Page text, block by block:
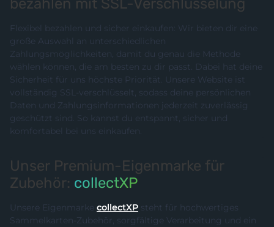
bezahlen mit SSL-Verschlüsselung
Flexibel bezahlen und sicher einkaufen: Wir bieten dir eine
große Auswahl an unterschiedlichen
Zahlungsmöglichkeiten, damit du genau die Methode
wählen können, die am besten zu dir passt. Dabei hat deine
Sicherheit für uns höchste Priorität. Unsere Website ist
vollständig SSL-verschlüsselt, sodass deine persönlichen
Daten und Zahlungsinformationen jederzeit zuverlässig
geschützt sind. So kannst du entspannt, sicher und
komfortabel bei uns einkaufen.
Unser Premium-Eigenmarke für
Zubehör: collectXP
Unsere Eigenmarke collectXP steht für hochwertiges
Sammelkarten-Zubehör, sorgfältige Verarbeitung und ein